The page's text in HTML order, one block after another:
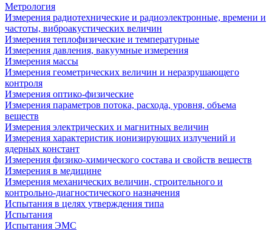
Метрология
Измерения радиотехнические и радиоэлектронные, времени и
частоты, виброакустических величин
Измерения теплофизические и температурные
Измерения давления, вакуумные измерения
Измерения массы
Измерения геометрических величин и неразрушающего
контроля
Измерения оптико-физические
Измерения параметров потока, расхода, уровня, объема
веществ
Измерения электрических и магнитных величин
Измерения характеристик ионизирующих излучений и
ядерных констант
Измерения физико-химического состава и свойств веществ
Измерения в медицине
Измерения механических величин, строительного и
контрольно-диагностического назначения
Испытания в целях утверждения типа
Испытания
Испытания ЭМС